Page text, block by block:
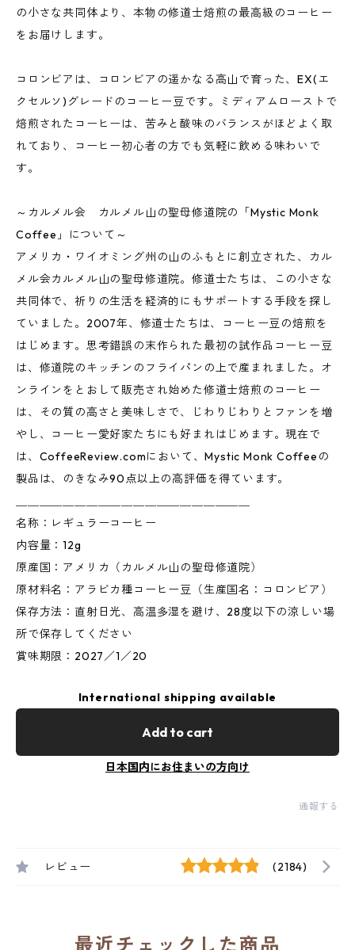
の小さな共同体より、本物の修道士焙煎の最高級のコーヒー
をお届けします。
コロンビアは、コロンビアの遥かなる高山で育った、EX(エ
クセルソ)グレードのコーヒー豆です。ミディアムローストで
焙煎されたコーヒーは、苦みと酸味のバランスがほどよく取
れており、コーヒー初心者の方でも気軽に飲める味わいで
す。
～カルメル会 カルメル山の聖母修道院の「Mystic Monk
Coffee」について～
アメリカ・ワイオミング州の山のふもとに創立された、カル
メル会カルメル山の聖母修道院。修道士たちは、この小さな
共同体で、祈りの生活を経済的にもサポートする手段を探し
ていました。2007年、修道士たちは、コーヒー豆の焙煎を
はじめます。思考錯誤の末作られた最初の試作品コーヒー豆
は、修道院のキッチンのフライパンの上で産まれました。オ
ンラインをとおして販売され始めた修道士焙煎のコーヒー
は、その質の高さと美味しさで、じわりじわりとファンを増
やし、コーヒー愛好家たちにも好まれはじめます。現在で
は、CoffeeReview.comにおいて、Mystic Monk Coffeeの
製品は、のきなみ90点以上の高評価を得ています。
名称：レギュラーコーヒー
内容量：12g
原産国：アメリカ（カルメル山の聖母修道院）
原材料名：アラビカ種コーヒー豆（生産国名：コロンビア）
保存方法：直射日光、高温多湿を避け、28度以下の涼しい場
所で保存してください
賞味期限：2027／1／20
International shipping available
Add to cart
日本国内にお住まいの方向け
通報する
レビュー (2184)
最近チェックした商品